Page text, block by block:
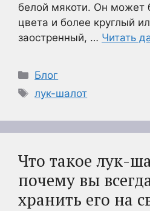
белой мякоти. Он может
цвета и более круглый
заостренный, … Читать
Рубрики
Блог
Метки
лук-шалот
Что такое лук-
почему вы
хранить его на